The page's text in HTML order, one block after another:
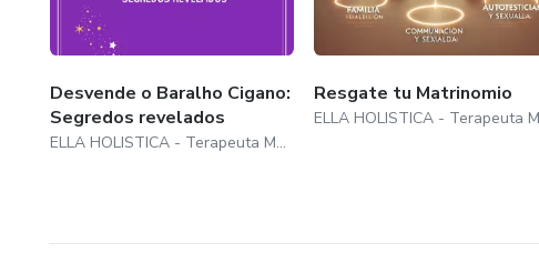
Desvende o Baralho Cigano:
Segredos revelados
ELLA HOLISTICA - Terapeuta Mayara Augustinho
Resgate tu Matrinomio